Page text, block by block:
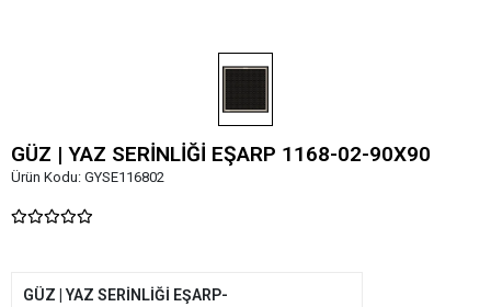
GÜZ | YAZ SERİNLİĞİ EŞARP 1168-02-90X90
Ürün Kodu: GYSE116802
GÜZ | YAZ SERİNLİĞİ EŞARP-